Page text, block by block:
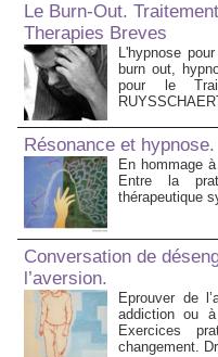
Le Burn-Out.
Therapies Breves
L'hypnose
burn out,
pour le
Résonance et hypnose.
En hommage
Entre la
thérapeutique
Conversation de
l’aversion.
Eprouver de
addiction ou
Exercices
changement.